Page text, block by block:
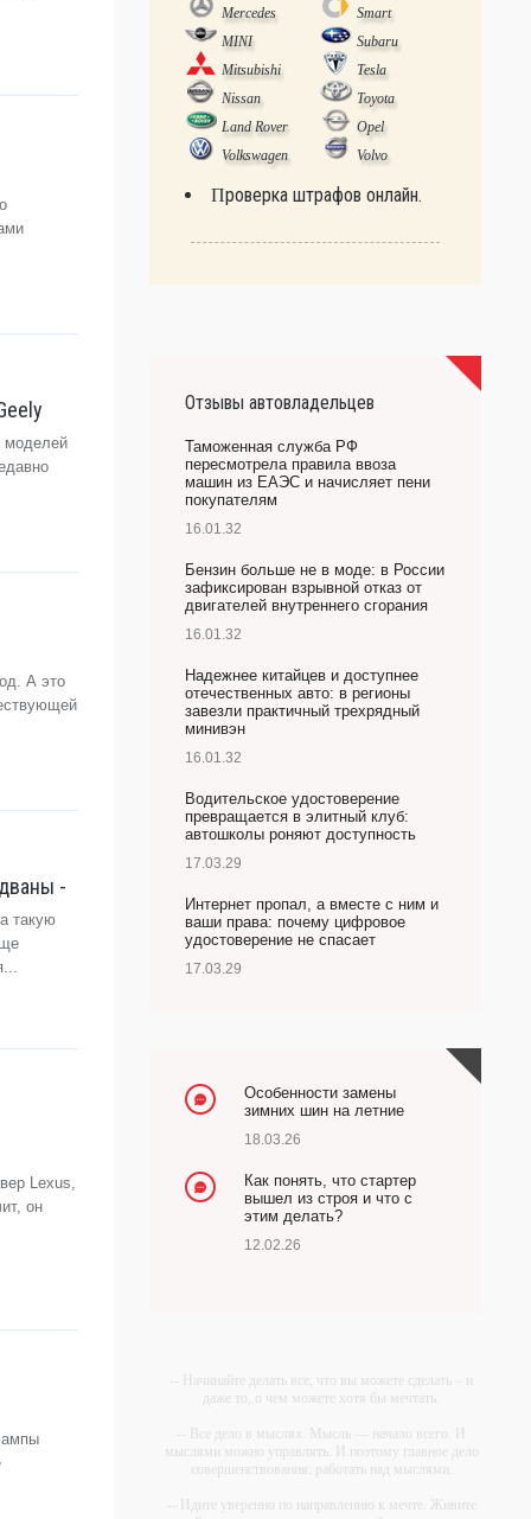
моделей
А это
-
такую
Lexus,
он
Mercedes
Smart
MINI
Subaru
Mitsubishi
Tesla
Nissan
Toyota
Land Rover
Opel
Volkswagen
Volvo
Проверка штрафов онлайн.
Отзывы автовладельцев
Таможенная служба РФ
пересмотрела правила ввоза
машин из ЕАЭС и начисляет пени
покупателям
16.01.32
Бензин больше не в моде: в России
зафиксирован взрывной отказ от
двигателей внутреннего сгорания
16.01.32
Надежнее китайцев и доступнее
отечественных авто: в регионы
завезли практичный трехрядный
минивэн
16.01.32
Водительское удостоверение
превращается в элитный клуб:
автошколы роняют доступность
17.03.29
Интернет пропал, а вместе с ним и
ваши права: почему цифровое
удостоверение не спасает
17.03.29
Особенности замены
зимних шин на летние
18.03.26
Как понять, что стартер
вышел из строя и что с
этим делать?
12.02.26
-- Начинайте делать все, что вы можете сделать – и
даже то, о чем можете хотя бы мечтать.
-- Все дело в мыслях. Мысль — начало всего. И
мыслями можно управлять. И поэтому главное дело
совершенствования: работать над мыслями.
-- Идите уверенно по направлению к мечте. Живите